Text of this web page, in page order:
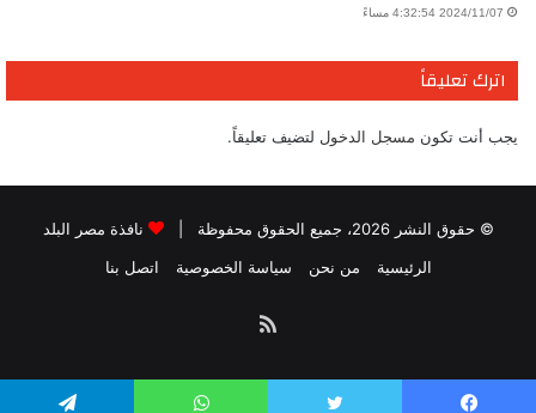
2024/11/07 4:32:54 مساءً
اترك تعليقاً
يجب أنت تكون مسجل الدخول لتضيف تعليقاً.
© حقوق النشر 2026، جميع الحقوق محفوظة |
نافذة مصر البلد
الرئيسية
من نحن سياسة الخصوصية اتصل بنا
ملخص
الموقع